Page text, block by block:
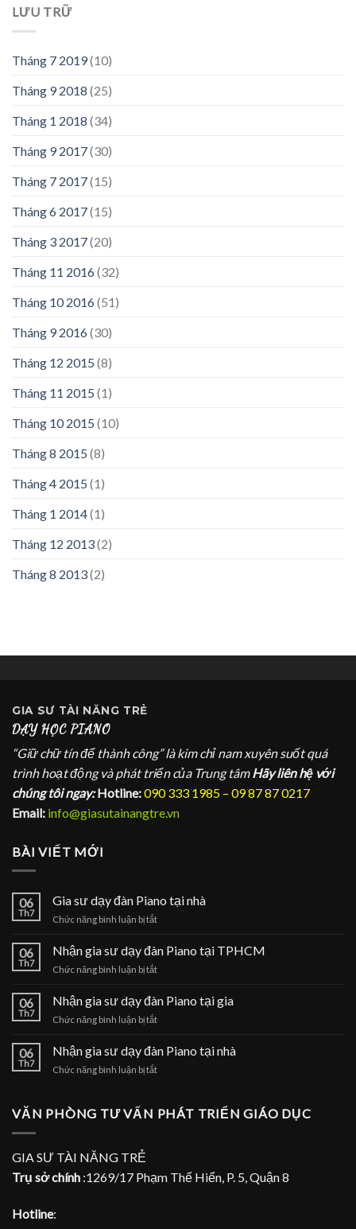
LƯU TRỮ
Tháng 7 2019(10)
Tháng 9 2018 (25)
Tháng 1 2018 (34)
Tháng 9 2017(30)
Tháng 7 2017(15)
Tháng 6 2017(15)
Tháng 3 2017(20)
Tháng 11 2016(32)
Tháng 10 2016(51)
Tháng 9 2016(30)
Tháng 12 2015 (8)
Tháng 11 2015 (1)
Tháng 10 2015 (10)
Tháng 8 2015 (8)
Tháng 4 2015 (1)
Tháng 1 2014(1)
Tháng 12 2013(2)
Tháng 8 2013(2)
GIA SƯ TÀI NĂNG TRẺ
DẠY HỌC PIANO
“Giữ chữ tín để thành công” là kim chỉ nam xuyên suốt quá
trình hoạt động và phát triển của Trung tâm Hãy liên hệ với
chúng tôi ngay: Hotline:090 333 1985 – 09 87 87 0217
Email: info@giasutainangtre.vn
BÀI VIẾT MỚI
06
Th7
Gia sư dạy đàn Piano tại nhà
Chức năng bình luận bị tắtở
đàn
tại
06
Th7
Nhận gia sư dạy đàn Piano tại TPHCM
Chức năng bình luận bị tắtở
gia
dạy
Piano
06
Th7
Nhận gia sư dạy đàn Piano tại gia
Chức năng bình luận bị tắtở
gia
dạy
tại
06
Th7
Nhận gia sư dạy đàn Piano tại nhà
Chức năng bình luận bị tắtở
sư
nhà
VĂN PHÒNG TƯ VẤN PHÁT TRIỂN GIÁO DỤC
GIA SƯ TÀI NĂNG TRẺ
Trụ sở chính :1269/17 Phạm Thế Hiển, P. 5, Quận 8
Hotline: